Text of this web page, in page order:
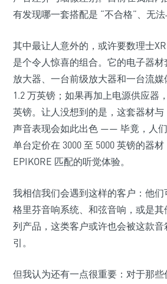
有发现哪一套搭配是 “不合格”、无法
其中最让人意外的，或许要数理士
是个令人惊喜的组合。它的电子器
放大器、一台前级放大器和一台流
1.2 万英镑；如果再加上电源供应器
英镑。让人没想到的是，这套器材与
声音表现会如此出色 —— 毕竟，人
单台定价在 3000 至 5000 英镑的器
EPIKORE 匹配的听觉体验。
我相信我们会遇到这样的客户：他
格里芬音响系统、和弦音响，或是
列产品，这类客户或许也会被这款音
引。
但我认为还有一点很重要：对于那